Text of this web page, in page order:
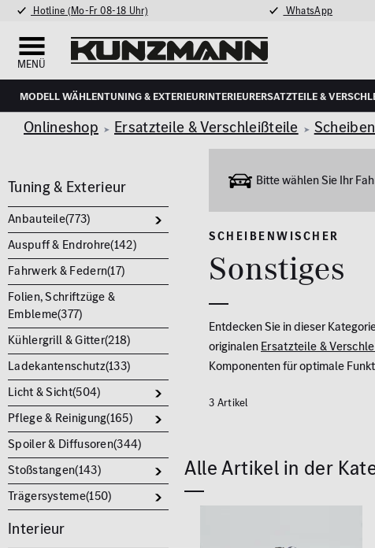
Hotline (Mo-Fr 08-18 Uhr) WhatsApp
MENÜ
Modell wählenTuning & ExterieurInterieurErsatzteile &
Onlineshop Ersatzteile & Verschleißteile
Tuning & Exterieur
Anbauteile(773)
Auspuff & Endrohre(142)
Fahrwerk & Federn(17)
Folien, Schriftzüge &
Embleme(377)
Kühlergrill & Gitter(218)
Ladekantenschutz(133)
Licht & Sicht(504)
Pflege & Reinigung(165)
Spoiler & Diffusoren(344)
Stoßstangen(143)
Trägersysteme(150)
Interieur
Bitte wählen Sie Ihr
SCHEIBENWISCHER
Sonstiges
3 Artikel
Entdecken Sie in dieser
originalenErsatzteile &
Komponenten für optimale
Alle Artikel in der